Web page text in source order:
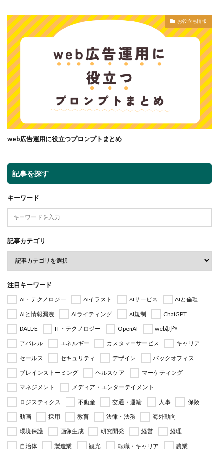
お役立ち情報
web広告運用に役立つプロンプトまとめ
記事を探す
キーワード
記事カテゴリ
注目キーワード
AI・テクノロジー AIイラスト AIサービス
AIと倫理
AIと情報漏洩
AIライティング AI規制
ChatGPT
DALL·E
IT・テクノロジー OpenAI
web制作
アパレル
エネルギー カスタマーサービス
キャリア
セールス
セキュリティ デザイン
バックオフィス
ブレインストーミング
ヘルスケア
マーケティング
マネジメント
メディア・エンターテイメント
ロジスティクス
不動産 交通・運輸 人事
保険
動画
採用 教育 法律・法務
海外動向
環境保護
画像生成 研究開発 経営
経理
自治体
製造業 観光 転職・キャリア 農業